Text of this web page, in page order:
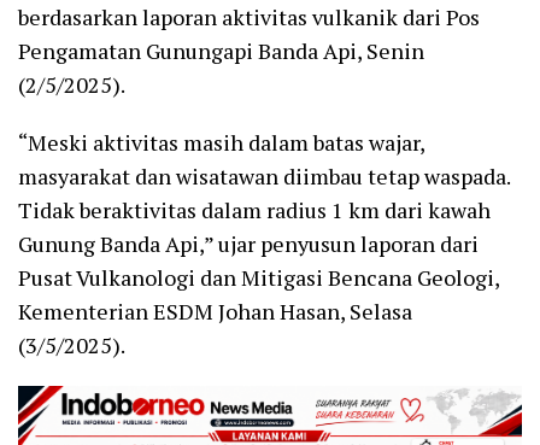
berdasarkan laporan aktivitas vulkanik dari Pos
Pengamatan Gunungapi Banda Api, Senin
(2/5/2025).
“Meski aktivitas masih dalam batas wajar,
masyarakat dan wisatawan diimbau tetap waspada.
Tidak beraktivitas dalam radius 1 km dari kawah
Gunung Banda Api,” ujar penyusun laporan dari
Pusat Vulkanologi dan Mitigasi Bencana Geologi,
Kementerian ESDM Johan Hasan, Selasa
(3/5/2025).